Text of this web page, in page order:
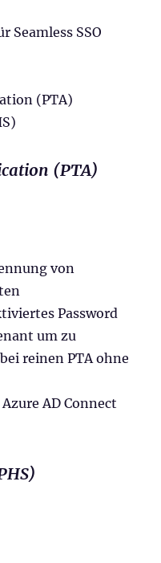
Seamless SSO
(PTA)
(PTA)
von
Password
um zu
reinen PTA ohne
AD Connect